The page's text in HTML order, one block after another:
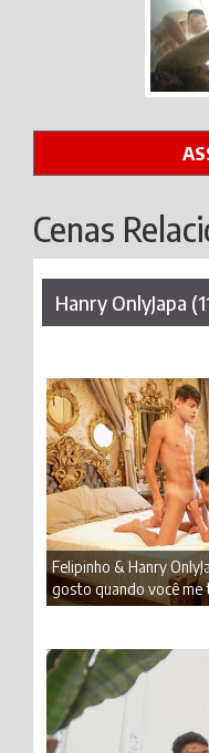
Cenas
Hanry OnlyJapa
Felipinho & Hanry
gosto quando você